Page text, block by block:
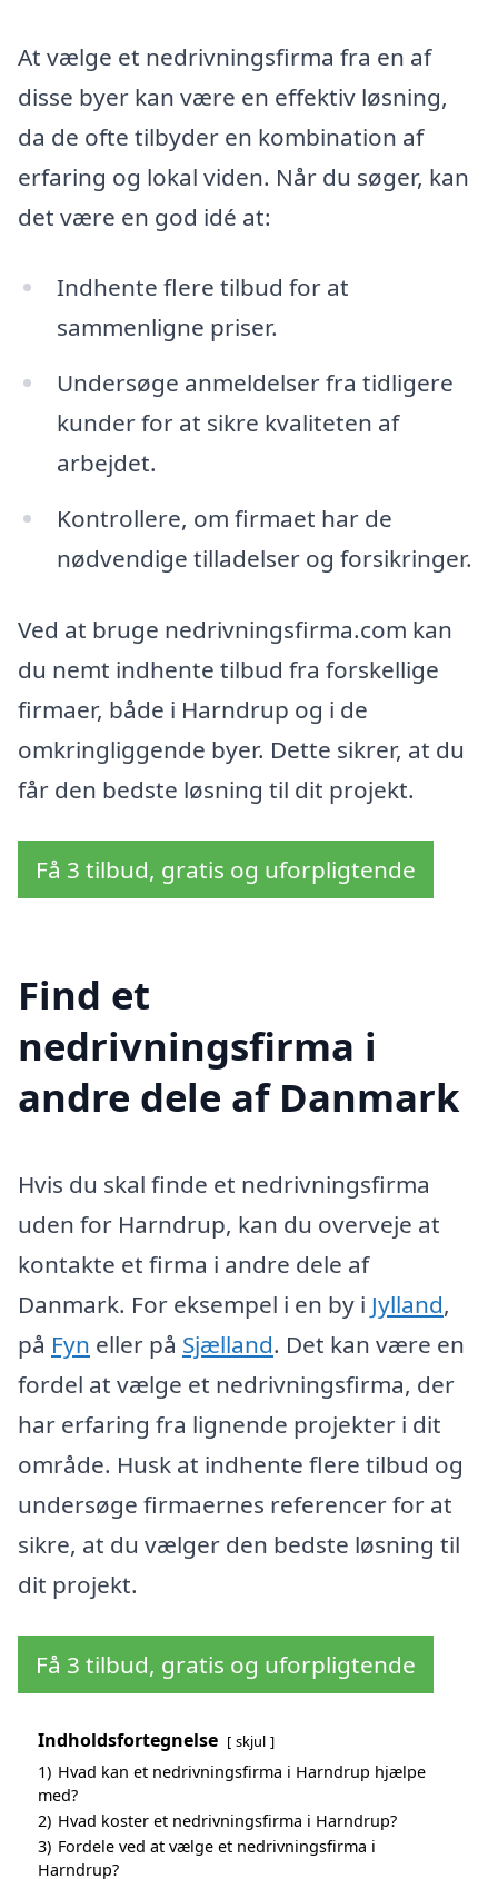
At vælge et nedrivningsfirma fra en af
disse byer kan være en effektiv løsning,
da de ofte tilbyder en kombination af
erfaring og lokal viden. Når du søger, kan
det være en god idé at:
Indhente flere tilbud for at
sammenligne priser.
Undersøge anmeldelser fra tidligere
kunder for at sikre kvaliteten af
arbejdet.
Kontrollere, om firmaet har de
nødvendige tilladelser og forsikringer.
Ved at bruge nedrivningsfirma.com kan
du nemt indhente tilbud fra forskellige
firmaer, både i Harndrup og i de
omkringliggende byer. Dette sikrer, at du
får den bedste løsning til dit projekt.
Få 3 tilbud, gratis og uforpligtende
Find et
nedrivningsfirma i
andre dele af Danmark
Hvis du skal finde et nedrivningsfirma
uden for Harndrup, kan du overveje at
kontakte et firma i andre dele af
Danmark. For eksempel i en by i Jylland,
på Fyn eller på Sjælland. Det kan være en
fordel at vælge et nedrivningsfirma, der
har erfaring fra lignende projekter i dit
område. Husk at indhente flere tilbud og
undersøge firmaernes referencer for at
sikre, at du vælger den bedste løsning til
dit projekt.
Få 3 tilbud, gratis og uforpligtende
Indholdsfortegnelse skjul
1) Hvad kan et nedrivningsfirma i Harndrup hjælpe
med?
2) Hvad koster et nedrivningsfirma i Harndrup?
3) Fordele ved at vælge et nedrivningsfirma i
Harndrup?